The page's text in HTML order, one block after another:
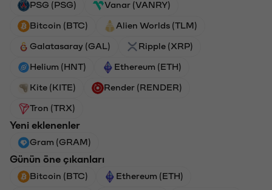
PSG (PSG) Vanar (VANRY)
Bitcoin (BTC) Alien Worlds (TLM)
Galatasaray (GAL) Ripple (XRP)
Helium (HNT) Ethereum (ETH)
Kite (KITE) Render (RENDER)
Tron (TRX)
Yeni eklenenler
Gram (GRAM)
Günün öne çıkanları
Bitcoin (BTC) Ethereum (ETH)